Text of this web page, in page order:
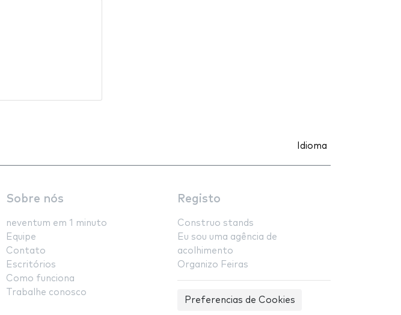
Idioma
Sobre nós
neventum em 1 minuto
Equipe
Contato
Escritórios
Como funciona
Trabalhe conosco
Registo
Construo stands
Eu sou uma agência de
acolhimento
Organizo Feiras
Preferencias de Cookies